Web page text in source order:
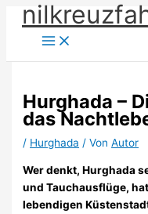
Zum
Inhalt
springen
Hurghada –
das
/ Hurghada / VonAutor
Wer denkt, Hurghada
und Tauchausflüge,
lebendigen